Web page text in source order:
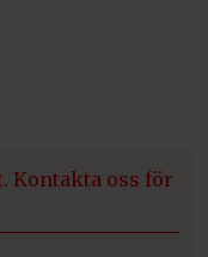
Kontakta oss för